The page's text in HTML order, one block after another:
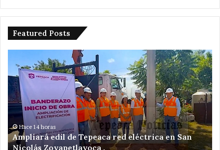
Featured Posts
eléctrica en San
Desaparece
otra
mujer
en
Tepeaca
;
ahora
en
la
colonia
Hace 17 horas
Desaparece otra mujer en
colonia Santa Cecilia .